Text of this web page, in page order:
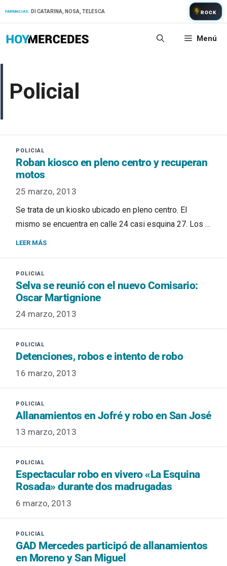
FARMACIAS: DI CATARINA, NOSA, TELESCA ROCK
Menú
Policial
Roban kiosco en pleno centro y recuperan
motos
25 marzo, 2013
Se trata de un kiosko ubicado en pleno centro. El
mismo se encuentra en calle 24 casi esquina 27. Los …
LEER MÁS
Selva se reunió con el nuevo Comisario:
Oscar Martignione
24 marzo, 2013
Detenciones, robos e intento de robo
16 marzo, 2013
Allanamientos en Jofré y robo en San José
13 marzo, 2013
Espectacular robo en vivero «La Esquina
Rosada» durante dos madrugadas
6 marzo, 2013
GAD Mercedes participó de allanamientos
en Moreno y San Miguel